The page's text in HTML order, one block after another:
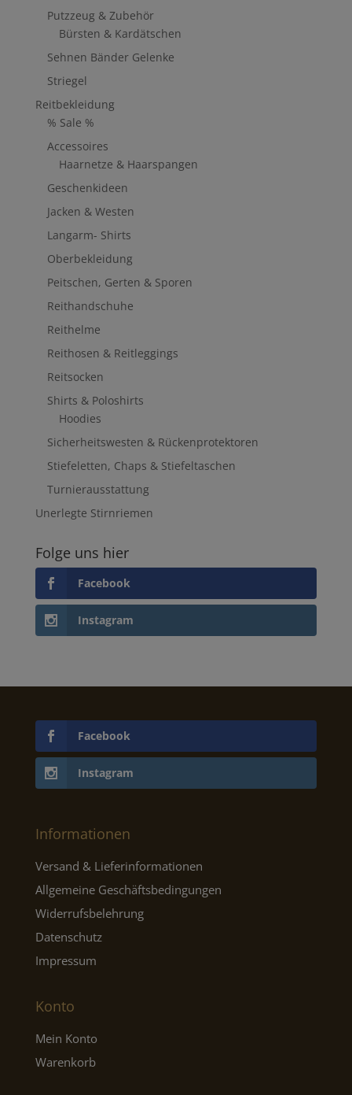
Putzzeug & Zubehör
Bürsten & Kardätschen
Sehnen Bänder Gelenke
Striegel
Reitbekleidung
% Sale %
Accessoires
Haarnetze & Haarspangen
Geschenkideen
Jacken & Westen
Langarm- Shirts
Oberbekleidung
Peitschen, Gerten & Sporen
Reithandschuhe
Reithelme
Reithosen & Reitleggings
Reitsocken
Shirts & Poloshirts
Hoodies
Sicherheitswesten & Rückenprotektoren
Stiefeletten, Chaps & Stiefeltaschen
Turnierausstattung
Unerlegte Stirnriemen
Folge uns hier
Facebook
Instagram
Facebook
Instagram
Informationen
Versand & Lieferinformationen
Allgemeine Geschäftsbedingungen
Widerrufsbelehrung
Datenschutz
Impressum
Konto
Mein Konto
Warenkorb